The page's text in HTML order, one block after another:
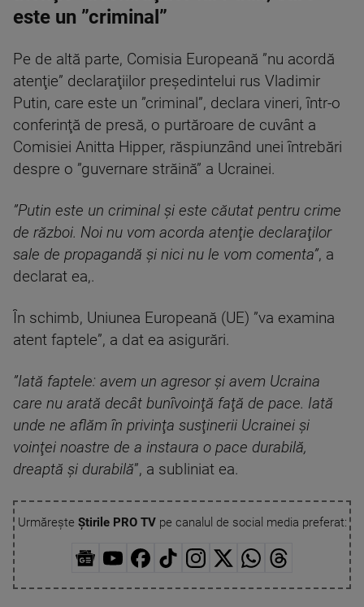
este un ”criminal”
Pe de altă parte, Comisia Europeană ”nu acordă
atenţie” declaraţiilor preşedintelui rus Vladimir
Putin, care este un ”criminal”, declara vineri, într-o
conferinţă de presă, o purtăroare de cuvânt a
Comisiei Anitta Hipper, răspiunzând unei întrebări
despre o ”guvernare străină” a Ucrainei.
”Putin este un criminal şi este căutat pentru crime
de război. Noi nu vom acorda atenţie declaraţilor
sale de propagandă şi nici nu le vom comenta”, a
declarat ea,.
În schimb, Uniunea Europeană (UE) ”va examina
atent faptele”, a dat ea asigurări.
”Iată faptele: avem un agresor şi avem Ucraina
care nu arată decât bunîvoinţă faţă de pace. Iată
unde ne aflăm în privinţa susţinerii Ucrainei şi
voinţei noastre de a instaura o pace durabilă,
dreaptă şi durabilă”, a subliniat ea.
Urmărește Știrile PRO TVpe canalul de social media preferat: